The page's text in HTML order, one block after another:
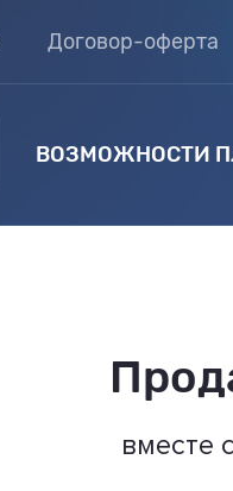
Договор-оферта
ВОЗМОЖНОСТИ
вместе